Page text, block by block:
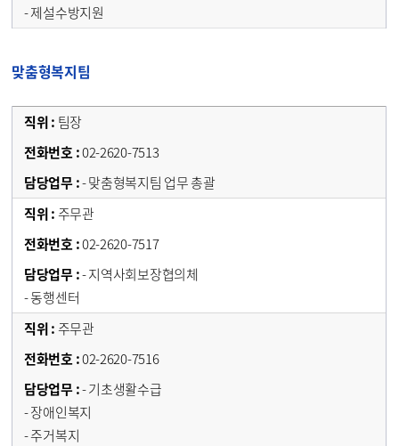
- 제설수방지원
맞춤형복지팀
팀장
02-2620-7513
- 맞춤형복지팀 업무 총괄
주무관
02-2620-7517
- 지역사회보장협의체
- 동행센터
주무관
02-2620-7516
- 기초생활수급
- 장애인복지
- 주거복지